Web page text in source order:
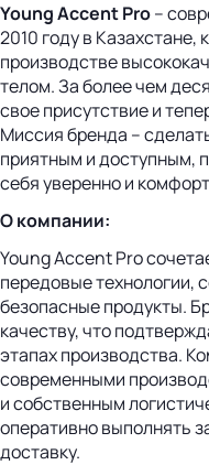
Young Accent Pro–
2010 году в Казахстане,
производстве
телом. За более чем
свое присутствие и
Миссия бренда –
приятным и доступным,
себя уверенно и
О компании:
Young Accent Pro
передовые технологии,
безопасные продукты.
качеству, что
этапах производства.
современными
и собственным
оперативно выполнять
доставку.